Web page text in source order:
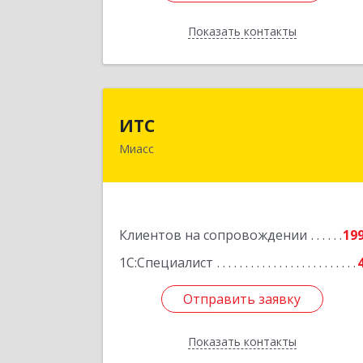
Показать контакты
Назад
ИТС
Миасс
Клиентов на сопровождении
1С:Специалист
Отправить заявку
Показать контакты
456300, Челябинская обл, Миасс г,
Отправить заявку
Назад